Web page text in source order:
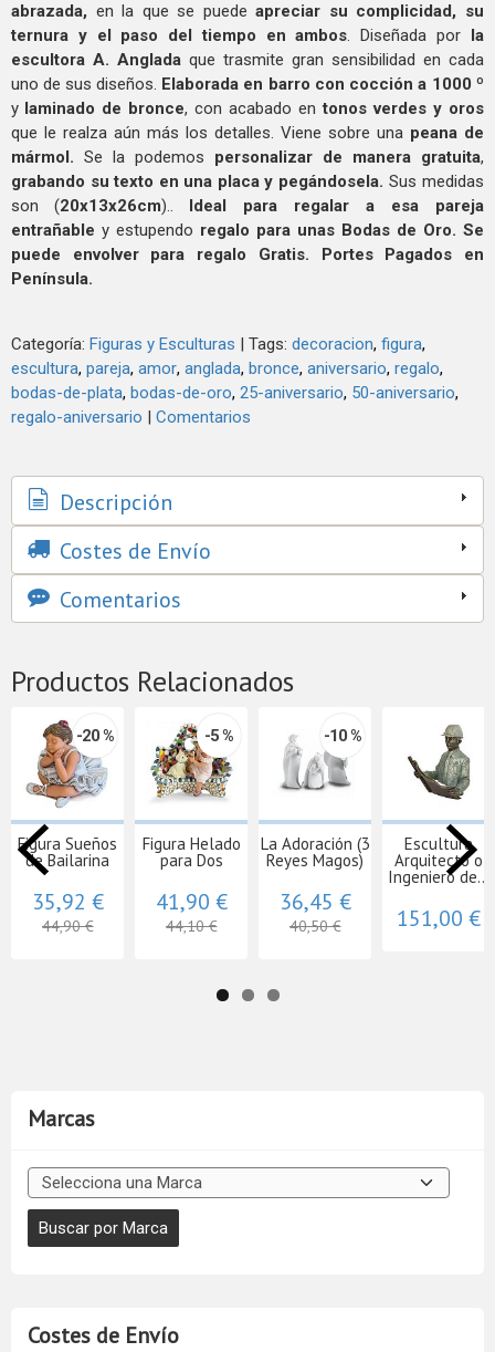
Marcas
Costes de Envío
abrazada, en la que se puede apreciar su complicidad, su
ternura y el paso del tiempo en ambos . Diseñada por la
escultora A. Anglada que trasmite gran sensibilidad en cada
uno de sus diseños. Elaborada en barro con cocción a 1000 º
y laminado de bronce , con acabado entonos verdes y oros
que le realza aún más los detalles. Viene sobre una peana de
mármol. Se la podemos personalizar de manera gratuita,
grabando su texto en una placa y pegándosela. Sus medidas
son (20x13x26cm).. Ideal para regalar a esa pareja
entrañable y estupendo regalo para unas Bodas de Oro. Se
puede envolver para regalo Gratis. Portes Pagados en
Península.
Categoría: Figuras y Esculturas | Tags: decoracion figura
escultura pareja amor anglada bronce aniversario regalo
bodas-de-plata bodas-de-oro 25-aniversario 50-aniversario
regalo-aniversario | Comentarios
Descripción
Costes de Envío
Comentarios
Productos Relacionados
-20 %
Figura Sueños
de Bailarina
35,92 €
44,90 €
-5 %
Figura Helado
para Dos
41,90 €
44,10 €
-10 %
La Adoración (3
Reyes Magos)
36,45 €
40,50 €
Escultura
Arquitecto o
Ingeniero de...
151,00 €